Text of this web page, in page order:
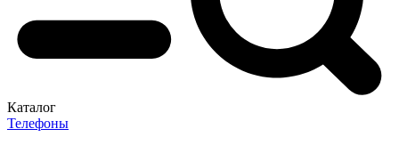
Каталог
Телефоны